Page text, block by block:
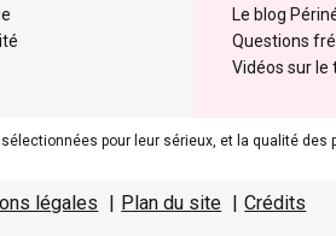
Le blog
Questions
Vidéos sur le
pour leur sérieux, et la qualité des
légales Plan du site Crédits
avec les réglementations.